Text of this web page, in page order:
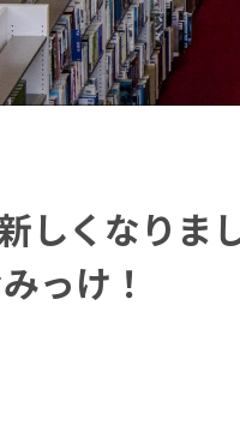
しくなり
っけ！